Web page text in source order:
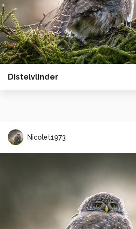
Distelvlinder
Nicolet1973